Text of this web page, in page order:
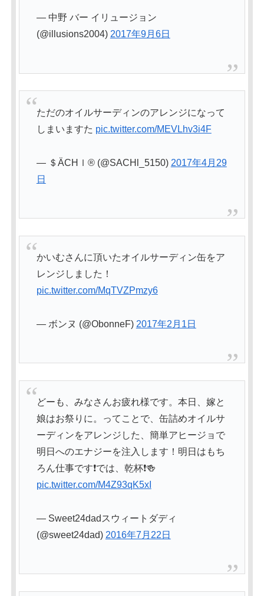
— 中野 バー イリュージョン
(@illusions2004) 2017年9月6日
ただのオイルサーディンのアレンジになって
しまいますた pic.twitter.com/MEVLhv3i4F
— ＄ÄCHｌ® (@SACHl_5150) 2017年4月29
日
かいむさんに頂いたオイルサーディン缶をア
レンジしました！
pic.twitter.com/MqTVZPmzy6
— ボンヌ (@ObonneF) 2017年2月1日
どーも、みなさんお疲れ様です。本日、嫁と
娘はお祭りに。ってことで、缶詰めオイルサ
ーディンをアレンジした、簡単アヒージョで
明日へのエナジーを注入します！明日はもち
ろん仕事です❗では、乾杯❗🍻
pic.twitter.com/M4Z93qK5xI
— Sweet24dadスウィートダディ
(@sweet24dad) 2016年7月22日